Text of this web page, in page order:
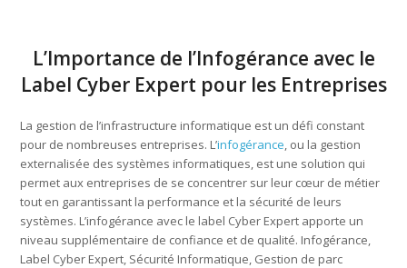
L’Importance de l’Infogérance avec le
Label Cyber Expert pour les Entreprises
La gestion de l’infrastructure informatique est un défi constant
pour de nombreuses entreprises. L’infogérance, ou la gestion
externalisée des systèmes informatiques, est une solution qui
permet aux entreprises de se concentrer sur leur cœur de métier
tout en garantissant la performance et la sécurité de leurs
systèmes. L’infogérance avec le label Cyber Expert apporte un
niveau supplémentaire de confiance et de qualité. Infogérance,
Label Cyber Expert, Sécurité Informatique, Gestion de parc